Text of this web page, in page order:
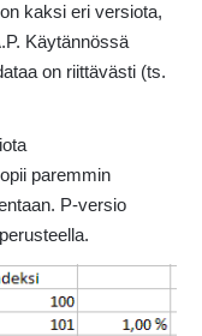
kaksi eri versiota,
Käytännössä
on riittävästi (ts.
paremmin
P-versio